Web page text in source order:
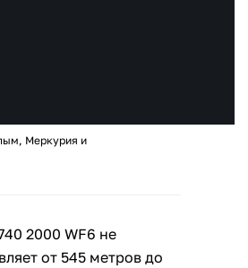
Меркурия и
2000 WF6 не
от 545 метров до